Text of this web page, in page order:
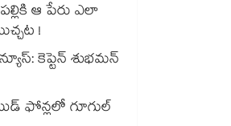
ఆ పేరు ఎలా
!
కెప్టెన్ శుభమన్
ఫోన్లలో గూగుల్